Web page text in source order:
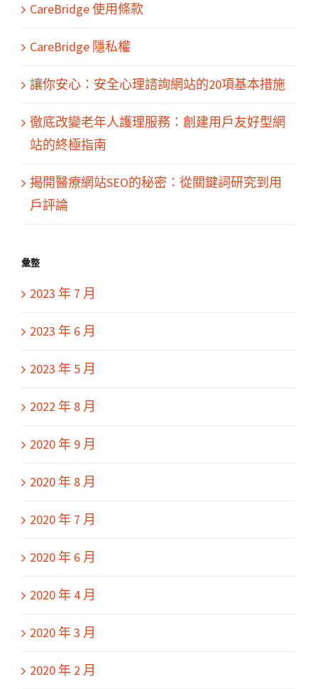
CareBridge 使用條款
CareBridge 隱私權
讓你安心：安全心理諮詢網站的20項基本措施
徹底改變老年人護理服務：創建用戶友好型網
站的終極指南
揭開醫療網站SEO的秘密：從關鍵詞研究到用
戶評論
彙整
2023 年 7 月
2023 年 6 月
2023 年 5 月
2022 年 8 月
2020 年 9 月
2020 年 8 月
2020 年 7 月
2020 年 6 月
2020 年 4 月
2020 年 3 月
2020 年 2 月